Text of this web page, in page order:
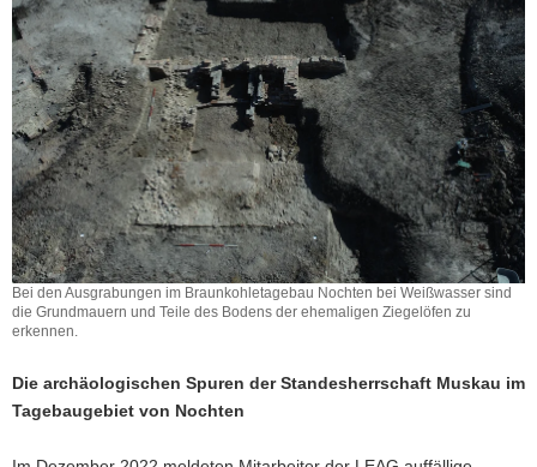
a
v
i
g
a
t
i
o
n
Bei den Ausgrabungen im Braunkohletagebau Nochten bei Weißwasser sind
die Grundmauern und Teile des Bodens der ehemaligen Ziegelöfen zu
erkennen.
Die archäologischen Spuren der Standesherrschaft Muskau im
Tagebaugebiet von Nochten